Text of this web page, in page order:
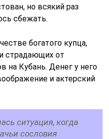
но всякий раз
сбежать.
богатого купца,
страдающих от
на Кубань. Денег у него
и актерский
ситуация, когда
сословия